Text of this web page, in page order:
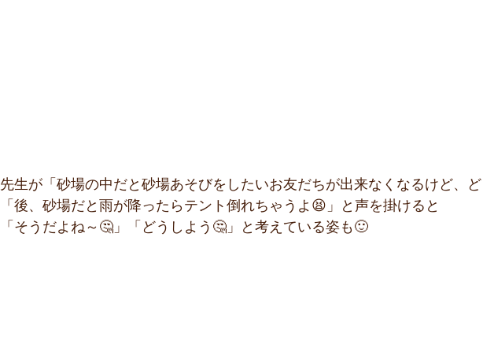
先生が「砂場の中だと砂場あそびをしたいお友だちが出来なくなるけど、
「後、砂場だと雨が降ったらテント倒れちゃうよ😫」と声を掛けると
「そうだよね～🤔」「どうしよう🤔」と考えている姿も🙂